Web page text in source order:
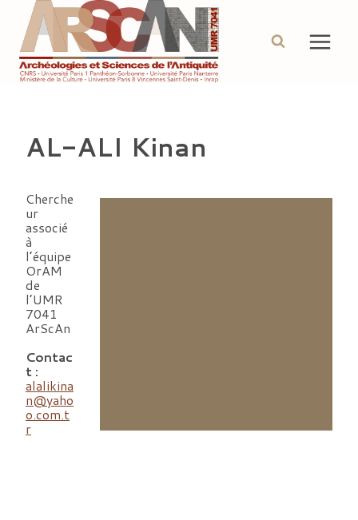
contenu
AL-ALI Kinan
Cherche
ur
associé
à
l’équipe
OrAM
de
l’UMR
7041
ArScAn
Contac
t :
alalikina
n@yaho
o.com.t
r